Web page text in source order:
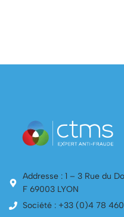
Addresse : 1 – 3 Rue du
F 69003 LYON
Société : +33 (0)4 78 460